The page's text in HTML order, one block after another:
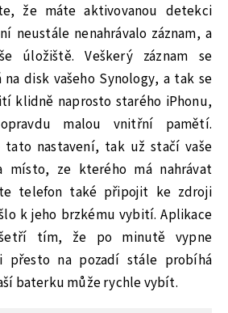
že máte aktivovanou detekci
neustále nenahrávalo záznam, a
úložiště. Veškerý záznam se
disk vašeho Synology, a tak se
klidně naprosto starého iPhonu,
malou vnitřní pamětí.
nastavení, tak už stačí vaše
místo, ze kterého má nahrávat
telefon také připojit ke zdroji
k jeho brzkému vybití. Aplikace
tím, že po minutě vypne
přesto na pozadí stále probíhá
baterku může rychle vybít.